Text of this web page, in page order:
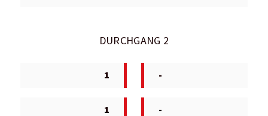
DURCHGANG 2
1 -
1 -